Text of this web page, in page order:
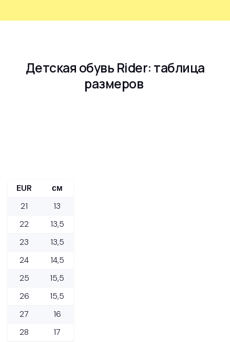
Детская обувь Rider: таблица
размеров
EUR
см
21
13
22
13,5
23
13,5
24
14,5
25
15,5
26
15,5
27
16
28
17